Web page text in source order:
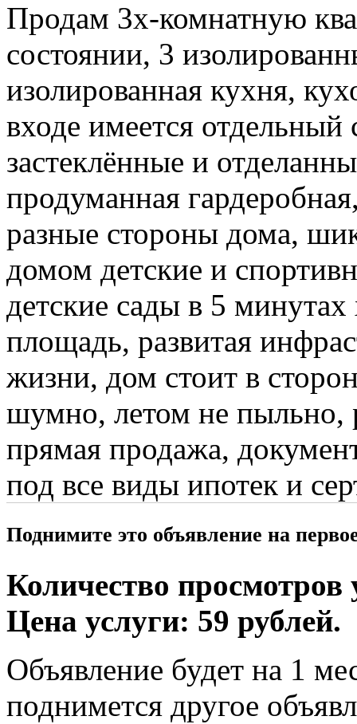
Продам 3х-комнатную
состоянии, 3
изолированная кухня,
входе имеется
застеклённые и
продуманная
разные стороны дома,
домом детские и
детские сады в 5
площадь, развитая
жизни, дом стоит в
шумно, летом не пыльно,
прямая продажа,
под все виды ипотек и
Поднимите это объявление на
Количество просмотров
Цена услуги: 59 рублей.
Объявление будет на 1
поднимется другое